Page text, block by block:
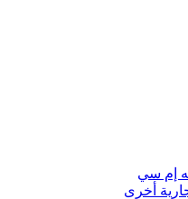
إم سي
أخرى